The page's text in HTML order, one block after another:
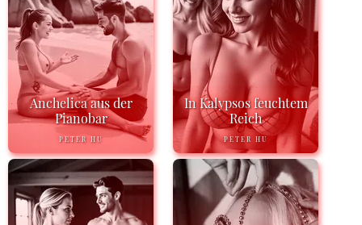
Anchelica aus der
Pianobar
PETER HU
In Kalypsos feuchtem
Reich
PETER HU